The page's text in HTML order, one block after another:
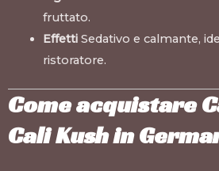
fruttato.
EffettiSedativo e calmante,
ristoratore.
Come acquistare
Cali Kush in